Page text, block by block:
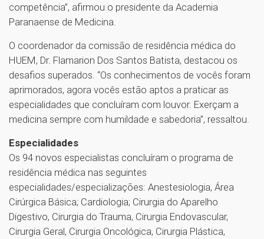
competência”, afirmou o presidente da Academia
Paranaense de Medicina.
O coordenador da comissão de residência médica do
HUEM, Dr. Flamarion Dos Santos Batista, destacou os
desafios superados. “Os conhecimentos de vocês foram
aprimorados, agora vocês estão aptos a praticar as
especialidades que concluíram com louvor. Exerçam a
medicina sempre com humildade e sabedoria”, ressaltou.
Especialidades
Os 94 novos especialistas concluíram o programa de
residência médica nas seguintes
especialidades/especializações: Anestesiologia, Área
Cirúrgica Básica; Cardiologia; Cirurgia do Aparelho
Digestivo, Cirurgia do Trauma, Cirurgia Endovascular,
Cirurgia Geral, Cirurgia Oncológica, Cirurgia Plástica,